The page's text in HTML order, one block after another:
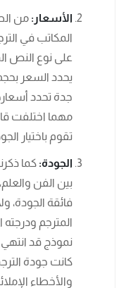
الأسعار: من
المكاتب في
على نوع النص
يحدد السعر
جدة تحدد
مهما اختلفت
تقوم باختيار
الجودة: كما
بين الفن
فائقة الجودة،
المترجم
نموذج قد انتهي
كانت جودة
والأخطاء